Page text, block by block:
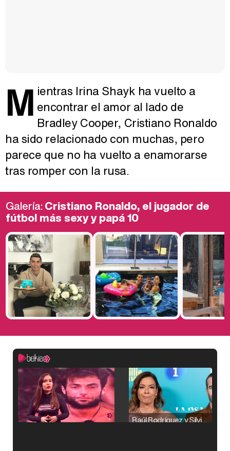
M ientras Irina Shayk ha vuelto a
encontrar el amor al lado de
Bradley Cooper, Cristiano Ronaldo
ha sido relacionado con muchas, pero
parece que no ha vuelto a enamorarse
tras romper con la rusa.
Galería:Cristiano Ronaldo, el jugador de
fútbol más sexy y papá 10
Raúl Rodríguez y Silvia Taulés nos cuentan su papel en 'La familia de la tele'